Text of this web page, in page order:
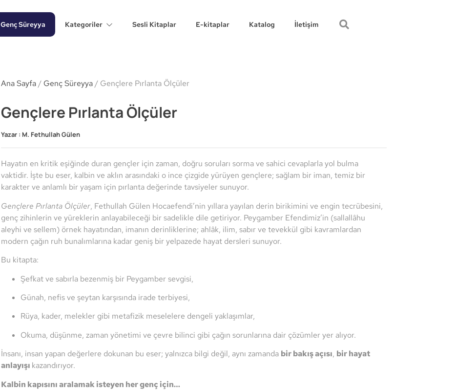
Genç Süreyya Kategoriler Sesli Kitaplar E-kitaplar Katalog İletişim
Ana Sayfa/ Genç Süreyya/ Gençlere Pırlanta Ölçüler
Gençlere Pırlanta Ölçüler
Yazar : M. Fethullah Gülen
Hayatın en kritik eşiğinde duran gençler için zaman, doğru soruları sorma ve sahici cevaplarla yol bulma
vaktidir. İşte bu eser, kalbin ve aklın arasındaki o ince çizgide yürüyen gençlere; sağlam bir iman, temiz bir
karakter ve anlamlı bir yaşam için pırlanta değerinde tavsiyeler sunuyor.
Gençlere Pırlanta Ölçüler, Fethullah Gülen Hocaefendi’nin yıllara yayılan derin birikimini ve engin tecrübesini,
genç zihinlerin ve yüreklerin anlayabileceği bir sadelikle dile getiriyor. Peygamber Efendimiz’in (sallallâhu
aleyhi ve sellem) örnek hayatından, imanın derinliklerine; ahlâk, ilim, sabır ve tevekkül gibi kavramlardan
modern çağın ruh bunalımlarına kadar geniş bir yelpazede hayat dersleri sunuyor.
Bu kitapta:
Şefkat ve sabırla bezenmiş bir Peygamber sevgisi,
Günah, nefis ve şeytan karşısında irade terbiyesi,
Rüya, kader, melekler gibi metafizik meselelere dengeli yaklaşımlar,
Okuma, düşünme, zaman yönetimi ve çevre bilinci gibi çağın sorunlarına dair çözümler yer alıyor.
İnsanı, insan yapan değerlere dokunan bu eser; yalnızca bilgi değil, aynı zamanda bir bakış açısı, bir hayat
anlayışı kazandırıyor.
Kalbin kapısını aralamak isteyen her genç için…